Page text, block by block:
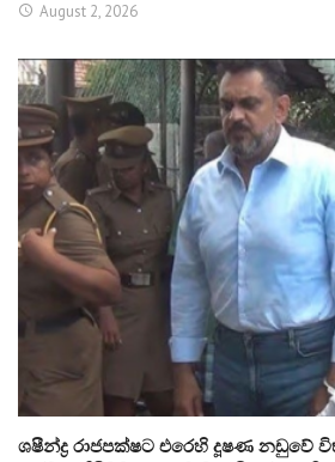
August 2, 2026
ශෂීන්ද්‍ර රාජපක්ෂට එරෙහි දූෂණ නඩුවේ